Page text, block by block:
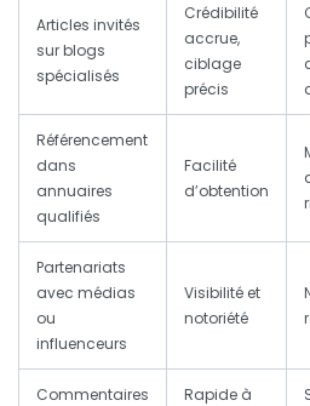
Articles invités
sur blogs
spécialisés
Crédibilité
accrue,
ciblage
précis
Référencement
dans
annuaires
qualifiés
Facilité
d’obtention
Partenariats
avec médias
ou
influenceurs
Visibilité et
notoriété
Commentaires
Rapide à